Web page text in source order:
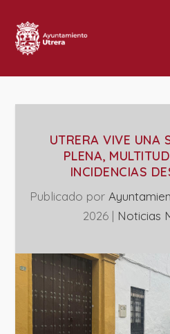
UTRERA VIVE UNA
PLENA,
INCIDENCIAS
Publicado por
2026 | ‎Noticias